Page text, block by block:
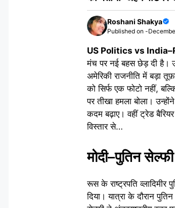
Roshani Shakya
Published on -
US Politics vs
मंच पर नई बहस छेड़ दी है।
अमेरिकी राजनीति में बड़ा
को सिर्फ एक फोटो नहीं,
पर तीखा हमला बोला।
कदम बढ़ाए। वहीं ट्रेड
विस्तार से…
मोदी–पुतिन
रूस के राष्ट्रपति
दिया। यात्रा के दौरान